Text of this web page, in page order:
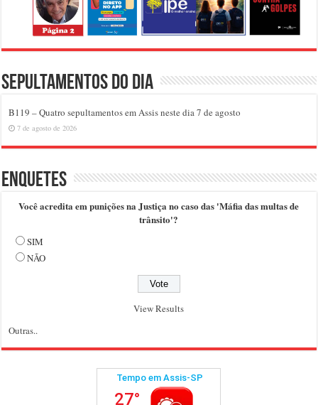
Sepultamentos do dia
B119 – Quatro sepultamentos em Assis neste dia 7 de agosto
7 de agosto de 2026
Enquetes
Você acredita em punições na Justiça no caso das 'Máfia das multas de
trânsito'?
SIM
NÃO
View Results
Outras..